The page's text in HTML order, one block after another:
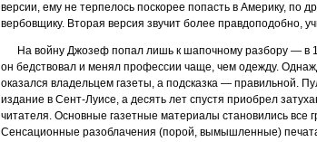
версии, ему не терпелось поскорее попасть в Америку, по
вербовщику. Вторая версия звучит более правдоподобно,
На войну Джозеф попал лишь к шапочному разбору — в
он бедствовал и менял профессии чаще, чем одежду.
оказался владельцем газеты, а подсказка — правильной.
издание в Сент-Луисе, а десять лет спустя приобрел
читателя. Основные газетные материалы становились все
Сенсационные разоблачения (порой, вымышленные)